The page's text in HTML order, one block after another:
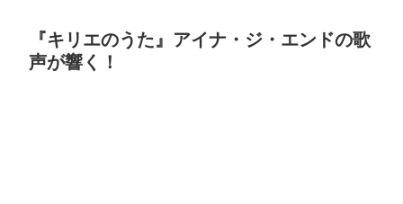
『キリエのうた』アイナ・ジ・エンドの歌
声が響く！